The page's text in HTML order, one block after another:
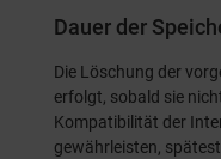
Dauer der
Die Löschung der
erfolgt, sobald sie
Kompatibilität der
gewährleisten,